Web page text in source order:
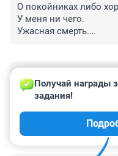
О покойниках либо
У меня ни чего.
Ужасная смерть.
3 февраля 2022, 14:41
С чем связана такая
некомпетентными и
нашего МИДа -
другие страны в
налаживать
Получай награды
задания!